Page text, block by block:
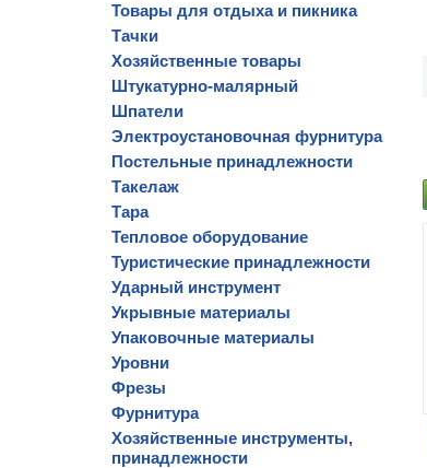
Товары для отдыха и пикника
Тачки
Хозяйственные товары
Штукатурно-малярный
Шпатели
Электроустановочная фурнитура
Постельные принадлежности
Такелаж
Тара
Тепловое оборудование
Туристические принадлежности
Ударный инструмент
Укрывные материалы
Упаковочные материалы
Уровни
Фрезы
Фурнитура
Хозяйственные инструменты,
принадлежности